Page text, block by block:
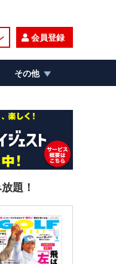
会員登録
その他
題！